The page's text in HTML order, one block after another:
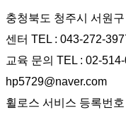
충청북도 청주시 서원
센터 TEL : 043-272-
교육 문의 TEL : 02-
hp5729@naver.com
휠로스 서비스 등록번